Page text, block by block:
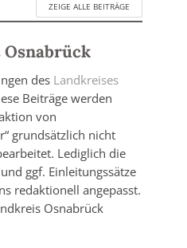
ZEIGE ALLE BEITRÄGE
des Landkreises
Beiträge werden
von
grundsätzlich nicht
Lediglich die
ggf. Einleitungssätze
redaktionell angepasst.
Osnabrück